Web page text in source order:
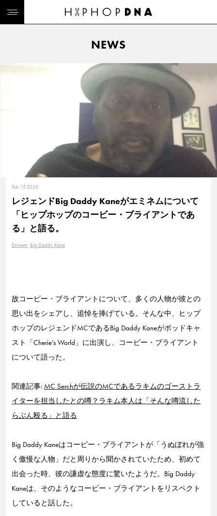
NEWS
Feb. 15 2020
レジェンドBig Daddy Kaneがエミネムについて
「ヒップホップのコービー・ブライアントであ
る」と語る。
Eminem Big Daddy Kane
故コービー・ブライアントについて、多くの人物が彼との
思い出をシェアし、追悼を捧げている。そんな中、ヒップ
ホップのレジェンドMCであるBig Daddy Kaneがポッドキャ
スト「Cherie’s World」に出演し、コービー・ブライアント
について語った。
関連記事: MC Serchが伝説のMCであるラキムのゴーストラ
イターを担当したとの噂？ラキム本人は「そんな噂流した
らぶん殴る」と語る
Big Daddy Kaneはコービー・ブライアントが「うぬぼれが強
く傲慢な人物」だと周りから聞かされていたため、初めて
出会った時、彼の謙虚な態度に驚いたようだ。Big Daddy
Kaneは、そのようなコービー・ブライアントをリスペクト
していると話した。